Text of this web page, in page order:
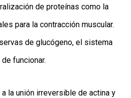
de proteínas como la
para la contracción muscular.
de glucógeno, el sistema
funcionar.
la unión irreversible de actina y